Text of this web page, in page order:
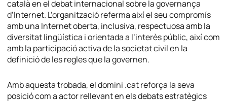
català en el debat internacional sobre la governança
d’Internet. L’organització referma així el seu compromís
amb una Internet oberta, inclusiva, respectuosa amb la
diversitat lingüística i orientada a l’interès públic, així com
amb la participació activa de la societat civil en la
definició de les regles que la governen.
Amb aquesta trobada, el domini .cat reforça la seva
posició com a actor rellevant en els debats estratègics